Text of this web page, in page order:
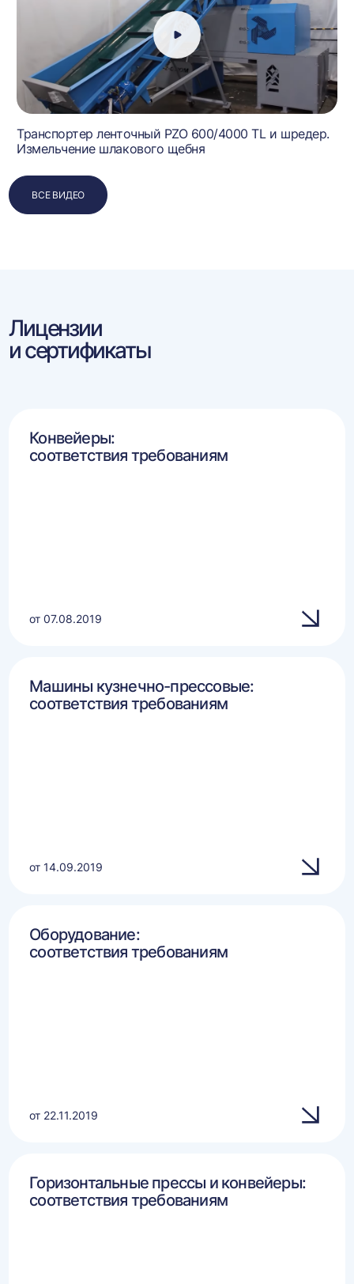
Транспортер ленточный PZO 600/4000 TL и шредер.
Измельчение шлакового щебня
ВСЕ ВИДЕО
Лицензии
и сертификаты
Конвейеры:
соответствия требованиям
от 07.08.2019
Машины кузнечно-прессовые:
соответствия требованиям
от 14.09.2019
Оборудование:
соответствия требованиям
от 22.11.2019
Горизонтальные прессы и конвейеры:
соответствия требованиям